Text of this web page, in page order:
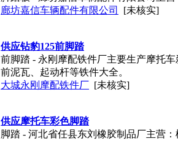
廊坊嘉信车辆配件有限公司
[未核实]
供应钻豹125前脚踏
前脚踏 - 永刚摩配铁件厂主要生产摩托
前泥瓦、起动杆等铁件大全。
大城永刚摩配铁件厂 [未核实]
供应摩托车彩色脚踏
脚踏 - 河北省任县东刘橡胶制品厂主营